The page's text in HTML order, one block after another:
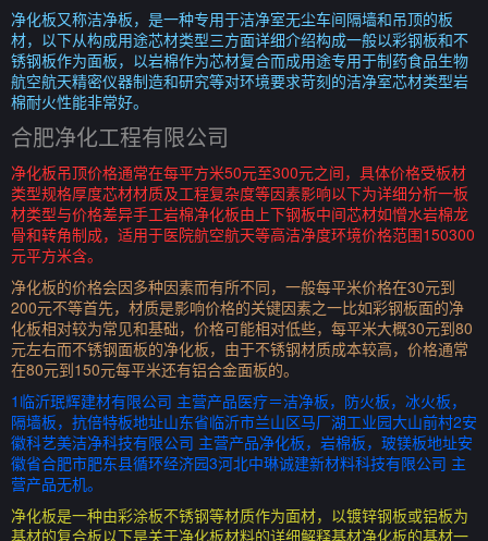
净化板又称洁净板，是一种专用于洁净室无尘车间隔墙和吊顶的板
材，以下从构成用途芯材类型三方面详细介绍构成一般以彩钢板和不
锈钢板作为面板，以岩棉作为芯材复合而成用途专用于制药食品生物
航空航天精密仪器制造和研究等对环境要求苛刻的洁净室芯材类型岩
棉耐火性能非常好。
合肥净化工程有限公司
净化板吊顶价格通常在每平方米50元至300元之间，具体价格受板材
类型规格厚度芯材材质及工程复杂度等因素影响以下为详细分析一板
材类型与价格差异手工岩棉净化板由上下钢板中间芯材如憎水岩棉龙
骨和转角制成，适用于医院航空航天等高洁净度环境价格范围150300
元平方米含。
净化板的价格会因多种因素而有所不同，一般每平米价格在30元到
200元不等首先，材质是影响价格的关键因素之一比如彩钢板面的净
化板相对较为常见和基础，价格可能相对低些，每平米大概30元到80
元左右而不锈钢面板的净化板，由于不锈钢材质成本较高，价格通常
在80元到150元每平米还有铝合金面板的。
1临沂珉辉建材有限公司 主营产品医疗＝洁净板，防火板，冰火板，
隔墙板，抗倍特板地址山东省临沂市兰山区马厂湖工业园大山前村2安
徽科艺美洁净科技有限公司 主营产品净化板，岩棉板，玻镁板地址安
徽省合肥市肥东县循环经济园3河北中琳诚建新材料科技有限公司 主
营产品无机。
净化板是一种由彩涂板不锈钢等材质作为面材，以镀锌钢板或铝板为
基材的复合板以下是关于净化板材料的详细解释基材净化板的基材一